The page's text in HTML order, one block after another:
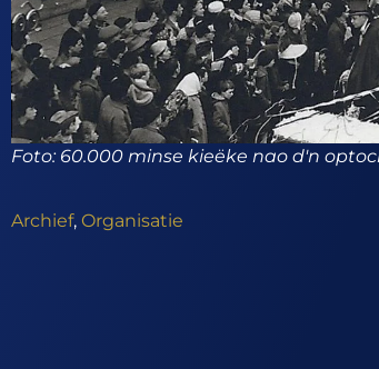
Foto: 60.000 minse kieëke nao d'n
Archief, Organisatie